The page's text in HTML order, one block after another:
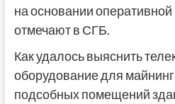
на основании
отмечают в СГБ.
Как удалось выяснить
оборудование для
подсобных помещений